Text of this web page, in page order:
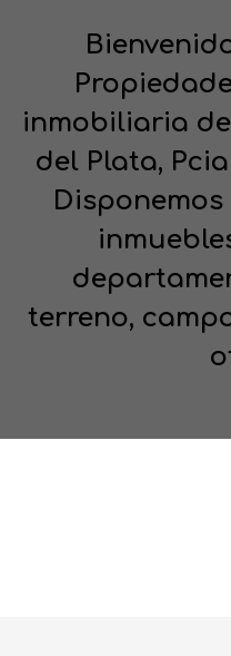
inmobiliaria
del Plata,
terreno,